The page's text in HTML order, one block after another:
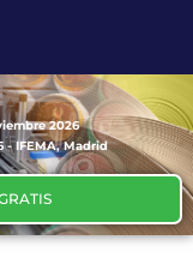
2026
- IFEMA, Madrid